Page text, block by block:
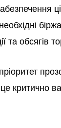
та обсягів
критично